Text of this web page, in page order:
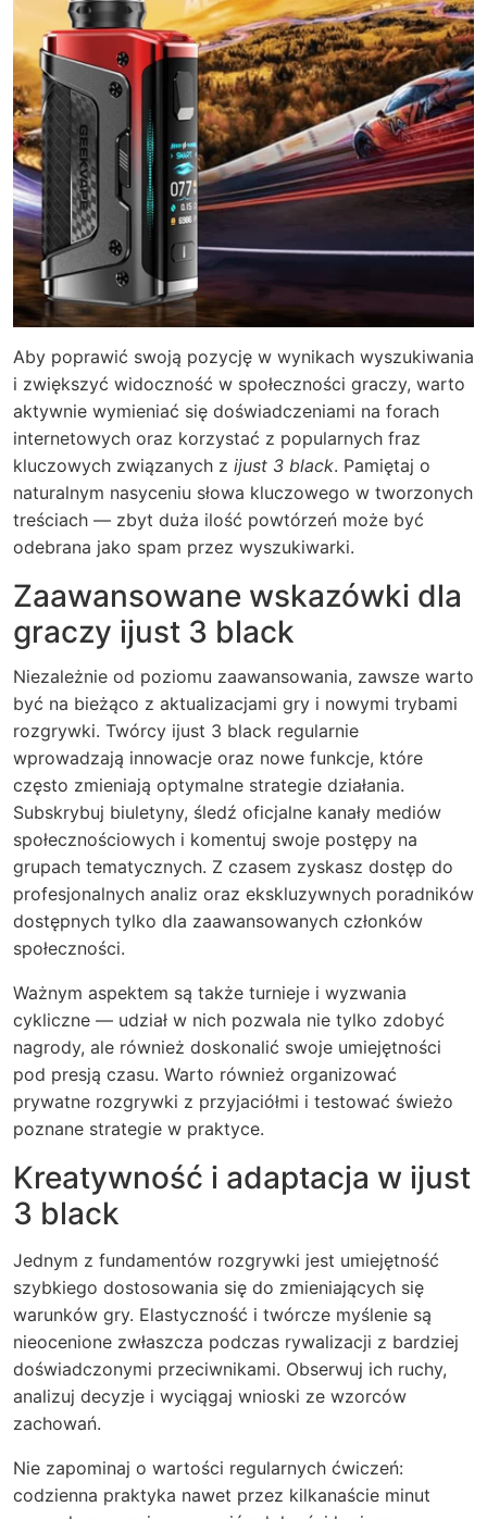
Aby poprawić swoją pozycję w wynikach wyszukiwania
i zwiększyć widoczność w społeczności graczy, warto
aktywnie wymieniać się doświadczeniami na forach
internetowych oraz korzystać z popularnych fraz
kluczowych związanych z ijust 3 black. Pamiętaj o
naturalnym nasyceniu słowa kluczowego w tworzonych
treściach — zbyt duża ilość powtórzeń może być
odebrana jako spam przez wyszukiwarki.
Zaawansowane wskazówki dla
graczy ijust 3 black
Niezależnie od poziomu zaawansowania, zawsze warto
być na bieżąco z aktualizacjami gry i nowymi trybami
rozgrywki. Twórcy ijust 3 black regularnie
wprowadzają innowacje oraz nowe funkcje, które
często zmieniają optymalne strategie działania.
Subskrybuj biuletyny, śledź oficjalne kanały mediów
społecznościowych i komentuj swoje postępy na
grupach tematycznych. Z czasem zyskasz dostęp do
profesjonalnych analiz oraz ekskluzywnych poradników
dostępnych tylko dla zaawansowanych członków
społeczności.
Ważnym aspektem są także turnieje i wyzwania
cykliczne — udział w nich pozwala nie tylko zdobyć
nagrody, ale również doskonalić swoje umiejętności
pod presją czasu. Warto również organizować
prywatne rozgrywki z przyjaciółmi i testować świeżo
poznane strategie w praktyce.
Kreatywność i adaptacja w ijust
3 black
Jednym z fundamentów rozgrywki jest umiejętność
szybkiego dostosowania się do zmieniających się
warunków gry. Elastyczność i twórcze myślenie są
nieocenione zwłaszcza podczas rywalizacji z bardziej
doświadczonymi przeciwnikami. Obserwuj ich ruchy,
analizuj decyzje i wyciągaj wnioski ze wzorców
zachowań.
Nie zapominaj o wartości regularnych ćwiczeń:
codzienna praktyka nawet przez kilkanaście minut